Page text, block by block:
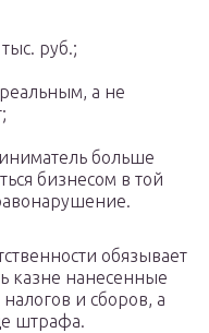
руб.;
а не
больше
бизнесом в той
обязывает
казне нанесенные
и сборов, а
штрафа.